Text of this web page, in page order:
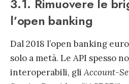
3.1. Rimuovere le
l’open banking
Dal 2018 l’open banking
solo a metà. Le API spesso
interoperabili, gliAccount-